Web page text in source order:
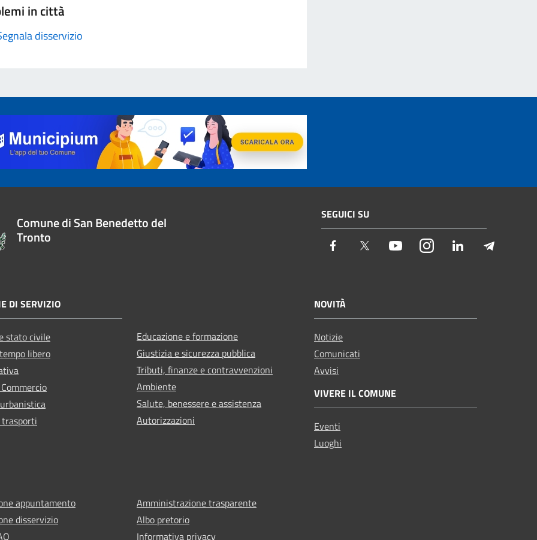
in città
disservizio
Comune di San Benedetto del
Tronto
SEGUICI SU
Facebook Twitter YoutubeInstagramLinkedIn
DI SERVIZIO
stato civile
libero
Educazione e formazione
Giustizia e sicurezza pubblica
Tributi, finanze e contravvenzioni
Ambiente
Salute, benessere e assistenza
Autorizzazioni
NOVITÀ
Notizie
Comunicati
Avvisi
VIVERE IL COMUNE
Eventi
Luoghi
appuntamento
disservizio
Amministrazione trasparente
Albo pretorio
Informativa privacy